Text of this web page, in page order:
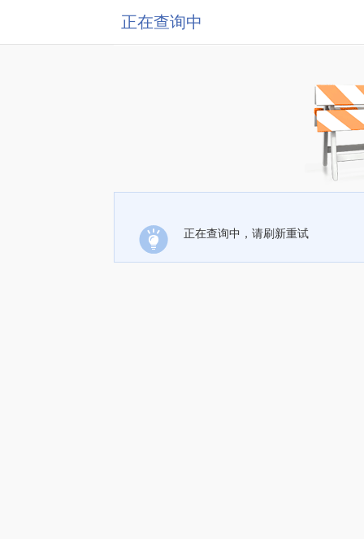
正在查询中
正在查询中，请刷新重试